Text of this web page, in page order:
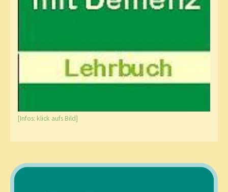
[Infos: klick aufs Bild]